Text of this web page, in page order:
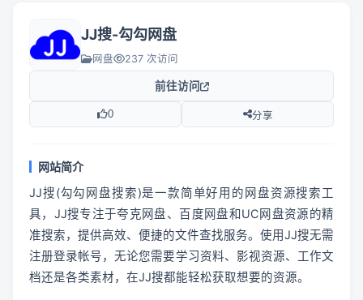
JJ搜-勾勾网盘
网盘 237 次访问
前往访问
0 分享
网站简介
JJ搜(勾勾网盘搜索)是一款简单好用的网盘资源搜索工
具，JJ搜专注于夸克网盘、百度网盘和UC网盘资源的精
准搜索，提供高效、便捷的文件查找服务。使用JJ搜无需
注册登录帐号，无论您需要学习资料、影视资源、工作文
档还是各类素材，在JJ搜都能轻松获取想要的资源。